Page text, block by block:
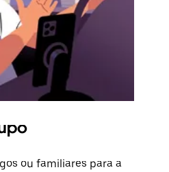
ou familiares para a